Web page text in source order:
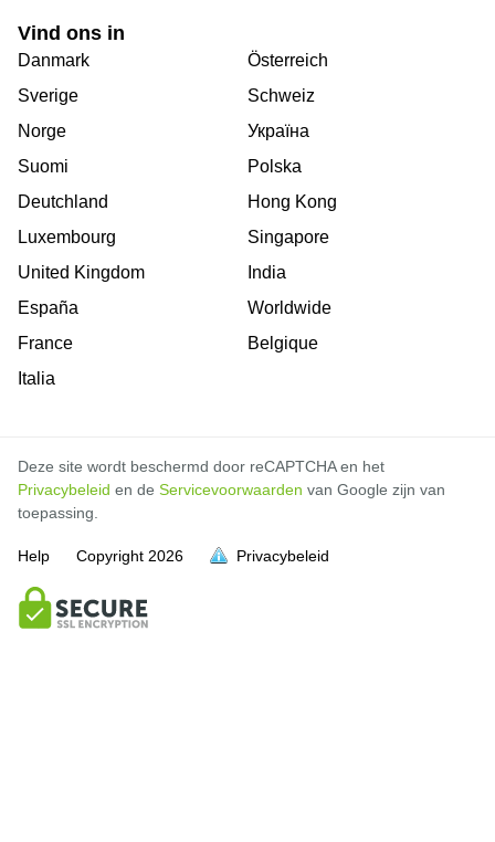
Vind ons in
Danmark
Sverige
Norge
Suomi
Deutchland
Luxembourg
United Kingdom
España
France
Italia
Österreich
Schweiz
Україна
Polska
Hong Kong
Singapore
India
Worldwide
Belgique
Deze site wordt beschermd door reCAPTCHA en het
Privacybeleid en de Servicevoorwaarden van Google zijn van
toepassing.
Help Copyright 2026 Privacybeleid